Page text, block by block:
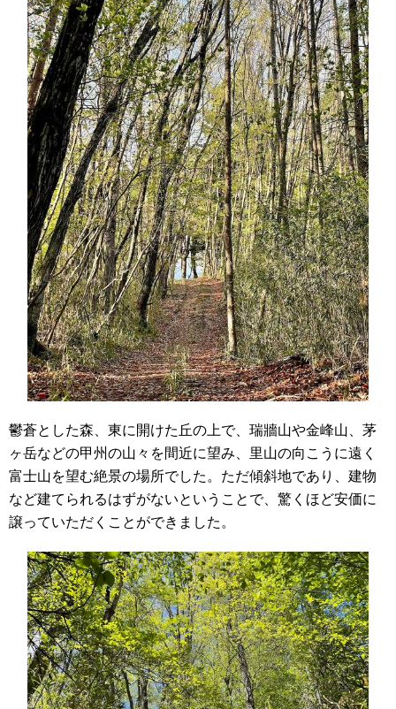
鬱蒼とした森、東に開けた丘の上で、瑞牆山や金峰山、茅
ヶ岳などの甲州の山々を間近に望み、里山の向こうに遠く
富士山を望む絶景の場所でした。ただ傾斜地であり、建物
など建てられるはずがないということで、驚くほど安価に
譲っていただくことができました。